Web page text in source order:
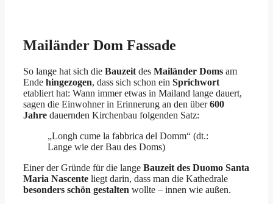
Mailänder Dom Fassade
So lange hat sich die Bauzeit des Mailänder Doms am
Ende hingezogen, dass sich schon ein Sprichwort
etabliert hat: Wann immer etwas in Mailand lange dauert,
sagen die Einwohner in Erinnerung an den über600
Jahre dauernden Kirchenbau folgenden Satz:
„Longh cume la fabbrica del Domm“ (dt.:
Lange wie der Bau des Doms)
Einer der Gründe für die lange Bauzeit des Duomo Santa
Maria Nascente liegt darin, dass man die Kathedrale
besonders schön gestalten wollte – innen wie außen.